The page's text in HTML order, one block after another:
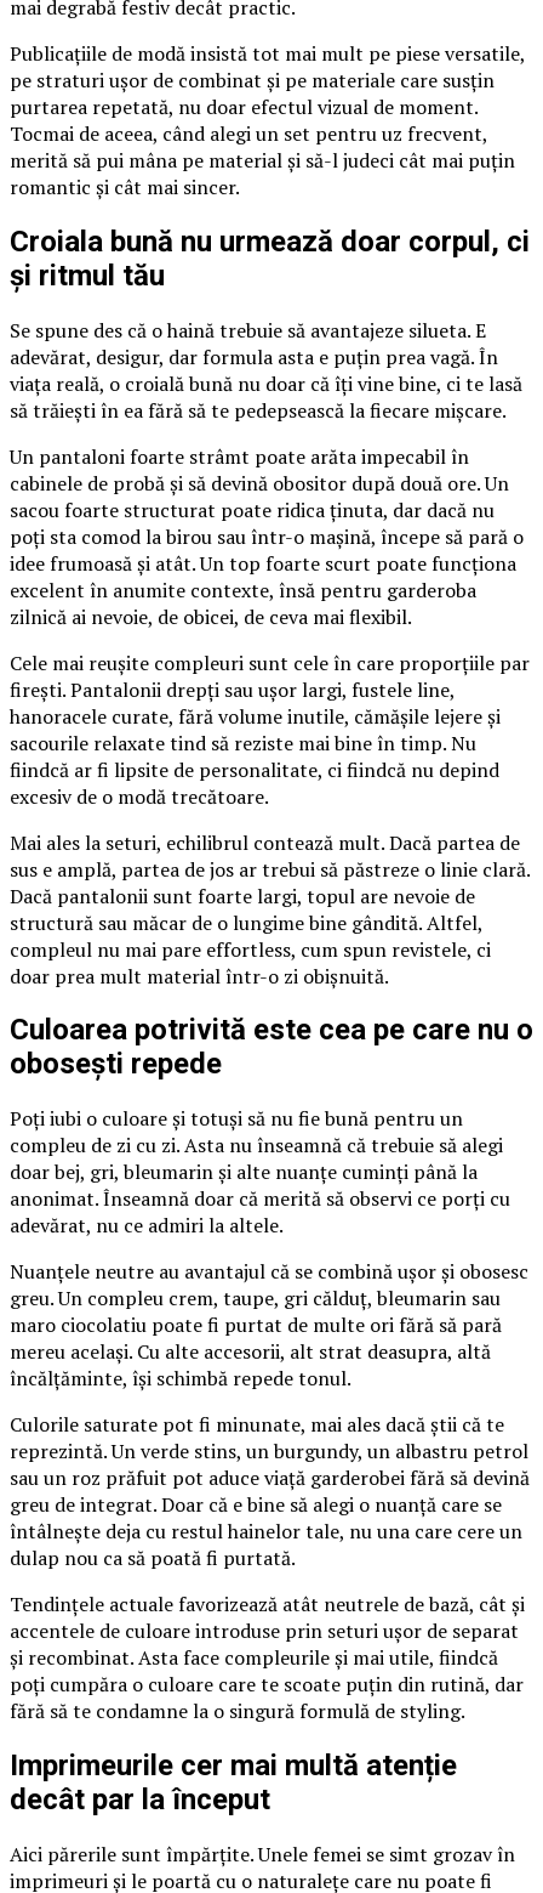
mai degrabă festiv decât practic.
Publicațiile de modă insistă tot mai mult pe piese versatile,
pe straturi ușor de combinat și pe materiale care susțin
purtarea repetată, nu doar efectul vizual de moment.
Tocmai de aceea, când alegi un set pentru uz frecvent,
merită să pui mâna pe material și să-l judeci cât mai puțin
romantic și cât mai sincer.
Croiala bună nu urmează doar corpul, ci
și ritmul tău
Se spune des că o haină trebuie să avantajeze silueta. E
adevărat, desigur, dar formula asta e puțin prea vagă. În
viața reală, o croială bună nu doar că îți vine bine, ci te lasă
să trăiești în ea fără să te pedepsească la fiecare mișcare.
Un pantaloni foarte strâmt poate arăta impecabil în
cabinele de probă și să devină obositor după două ore. Un
sacou foarte structurat poate ridica ținuta, dar dacă nu
poți sta comod la birou sau într-o mașină, începe să pară o
idee frumoasă și atât. Un top foarte scurt poate funcționa
excelent în anumite contexte, însă pentru garderoba
zilnică ai nevoie, de obicei, de ceva mai flexibil.
Cele mai reușite compleuri sunt cele în care proporțiile par
firești. Pantalonii drepți sau ușor largi, fustele line,
hanoracele curate, fără volume inutile, cămășile lejere și
sacourile relaxate tind să reziste mai bine în timp. Nu
fiindcă ar fi lipsite de personalitate, ci fiindcă nu depind
excesiv de o modă trecătoare.
Mai ales la seturi, echilibrul contează mult. Dacă partea de
sus e amplă, partea de jos ar trebui să păstreze o linie clară.
Dacă pantalonii sunt foarte largi, topul are nevoie de
structură sau măcar de o lungime bine gândită. Altfel,
compleul nu mai pare effortless, cum spun revistele, ci
doar prea mult material într-o zi obișnuită.
Culoarea potrivită este cea pe care nu o
obosești repede
Poți iubi o culoare și totuși să nu fie bună pentru un
compleu de zi cu zi. Asta nu înseamnă că trebuie să alegi
doar bej, gri, bleumarin și alte nuanțe cuminți până la
anonimat. Înseamnă doar că merită să observi ce porți cu
adevărat, nu ce admiri la altele.
Nuanțele neutre au avantajul că se combină ușor și obosesc
greu. Un compleu crem, taupe, gri călduț, bleumarin sau
maro ciocolatiu poate fi purtat de multe ori fără să pară
mereu același. Cu alte accesorii, alt strat deasupra, altă
încălțăminte, își schimbă repede tonul.
Culorile saturate pot fi minunate, mai ales dacă știi că te
reprezintă. Un verde stins, un burgundy, un albastru petrol
sau un roz prăfuit pot aduce viață garderobei fără să devină
greu de integrat. Doar că e bine să alegi o nuanță care se
întâlnește deja cu restul hainelor tale, nu una care cere un
dulap nou ca să poată fi purtată.
Tendințele actuale favorizează atât neutrele de bază, cât și
accentele de culoare introduse prin seturi ușor de separat
și recombinat. Asta face compleurile și mai utile, fiindcă
poți cumpăra o culoare care te scoate puțin din rutină, dar
fără să te condamne la o singură formulă de styling.
Imprimeurile cer mai multă atenție
decât par la început
Aici părerile sunt împărțite. Unele femei se simt grozav în
imprimeuri și le poartă cu o naturalețe care nu poate fi